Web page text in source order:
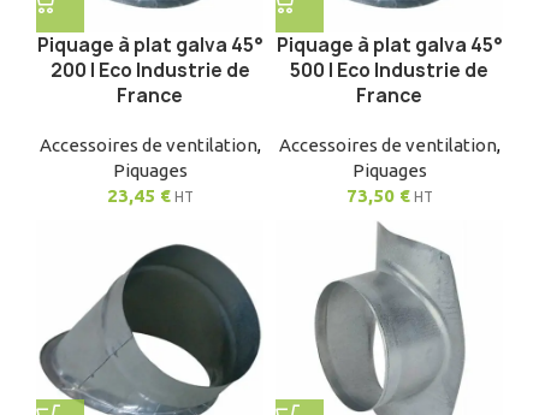
Piquage à plat galva 45°
200 | Eco Industrie de
France
Accessoires de ventilation,
Piquages
23,45 € HT
Piquage à plat galva 45°
500 | Eco Industrie de
France
Accessoires de ventilation,
Piquages
73,50 € HT